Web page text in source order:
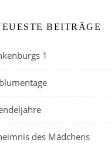
BEITRÄGE
1
des Mädchens